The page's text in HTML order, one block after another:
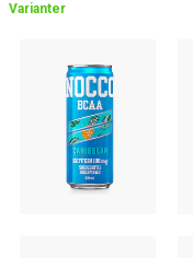
Varianter